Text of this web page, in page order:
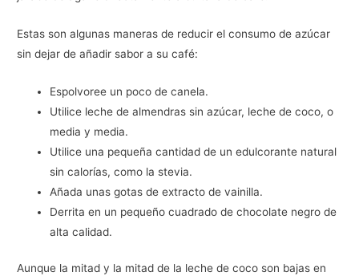
Estas son algunas maneras de reducir el consumo de azúcar
sin dejar de añadir sabor a su café:
Espolvoree un poco de canela.
Utilice leche de almendras sin azúcar, leche de coco, o
media y media.
Utilice una pequeña cantidad de un edulcorante natural
sin calorías, como la stevia.
Añada unas gotas de extracto de vainilla.
Derrita en un pequeño cuadrado de chocolate negro de
alta calidad.
Aunque la mitad y la mitad de la leche de coco son bajas en